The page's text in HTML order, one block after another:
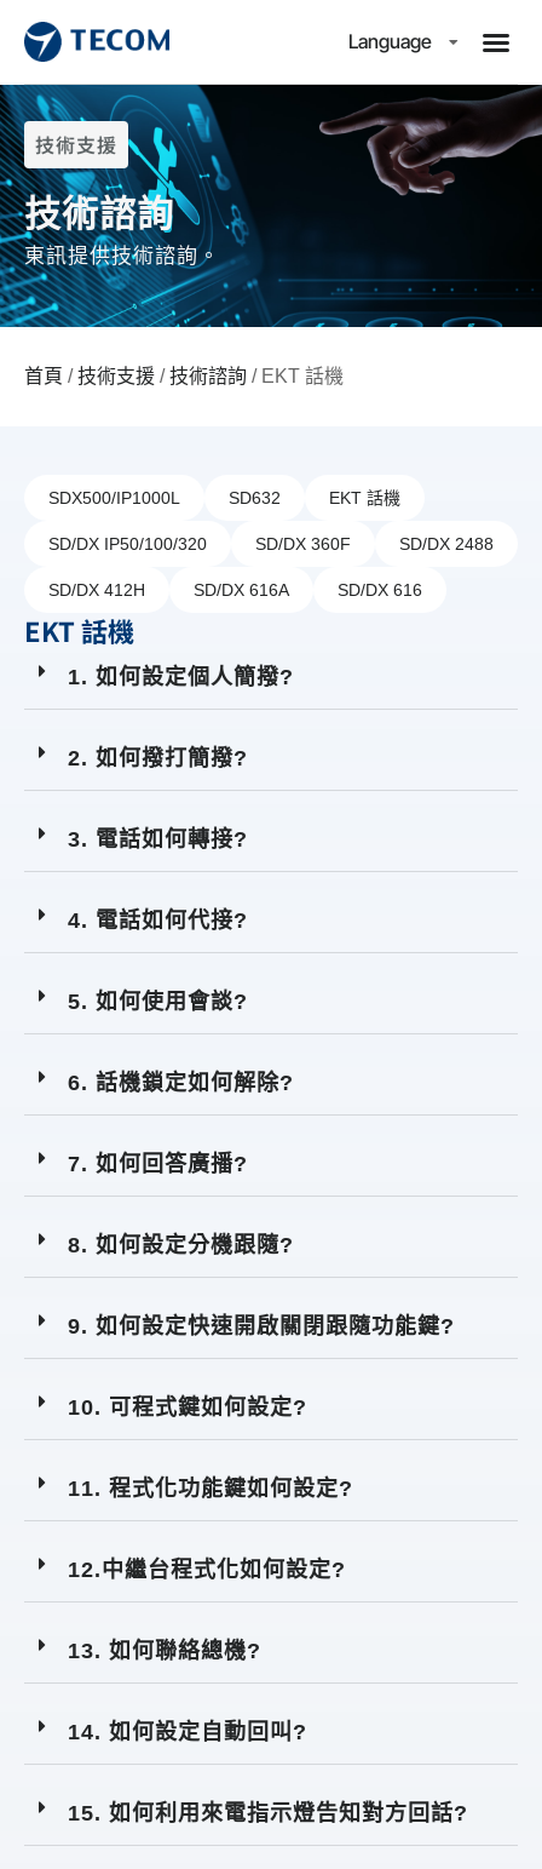
Language
技術支援
技術諮詢
東訊提供技術諮詢。
首頁 /技術支援 /技術諮詢 / EKT 話機
SDX500/IP1000L SD632 EKT 話機
SD/DX IP50/100/320 SD/DX 360F SD/DX 2488
SD/DX 412H SD/DX 616A SD/DX 616
EKT 話機
1. 如何設定個人簡撥?
2. 如何撥打簡撥?
3. 電話如何轉接?
4. 電話如何代接?
5. 如何使用會談?
6. 話機鎖定如何解除?
7. 如何回答廣播?
8. 如何設定分機跟隨?
9. 如何設定快速開啟關閉跟隨功能鍵?
10. 可程式鍵如何設定?
11. 程式化功能鍵如何設定?
12.中繼台程式化如何設定?
13. 如何聯絡總機?
14. 如何設定自動回叫?
15. 如何利用來電指示燈告知對方回話?